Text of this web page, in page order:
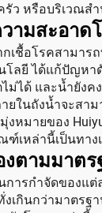
รัว หรือบริเวณส
ามสะอาด
เชื้อโรคสามาร
โลยี ได้แก้ปัญหา
ไม่ได้ และน้ำยัง
ยในถังน้ำจะสา
งหมายของ
เหล่านี้เป็นทาง
ตามมาตร
ารกำจัดของแต่
งเกินกว่ามาตร